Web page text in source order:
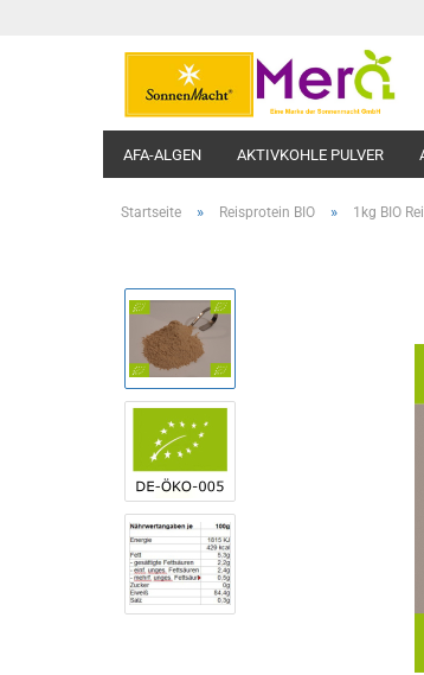
AFA-ALGEN AKTIVKOHLE PULVER
Startseite » Reisprotein BIO » 1kg BIO